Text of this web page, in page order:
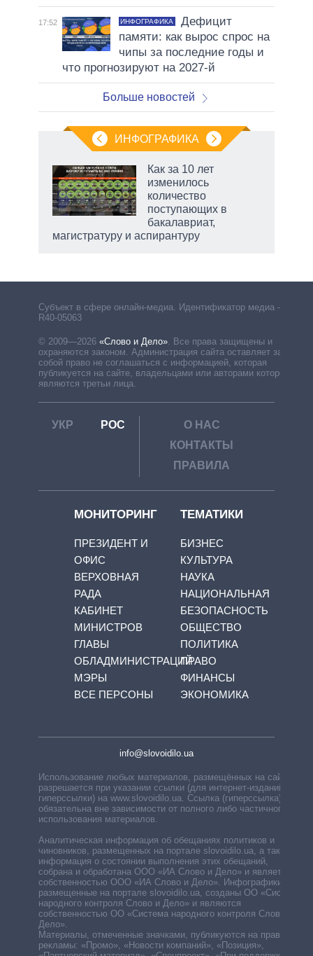
17:52 ИНФОГРАФИКА
Дефицит
памяти: как вырос спрос на
чипы за последние годы и
что прогнозируют на 2027-й
Больше новостей
ИНФОГРАФИКА
Как за 10 лет
изменилось
количество
поступающих в
бакалавриат,
магистратуру и аспирантуру
Субъект в сфере онлайн-медиа. Идентификатор медиа –
R40-05063
© 2009—2026 «Слово и Дело»
Все права защищены и
охраняются законом. Администрация сайта оставляет за
собой право не соглашаться с информацией, которая
публикуется на сайте, владельцами или авторами которой
являются третьи лица.
УКР РОС
О НАС
КОНТАКТЫ
ПРАВИЛА
МОНИТОРИНГ
ПРЕЗИДЕНТ И
ОФИС
ВЕРХОВНАЯ
РАДА
КАБИНЕТ
МИНИСТРОВ
ГЛАВЫ
ОБЛАДМИНИСТРАЦИЙ
МЭРЫ
ВСЕ ПЕРСОНЫ
ТЕМАТИКИ
БИЗНЕС
КУЛЬТУРА
НАУКА
НАЦИОНАЛЬНАЯ
БЕЗОПАСНОСТЬ
ОБЩЕСТВО
ПОЛИТИКА
ПРАВО
ФИНАНСЫ
ЭКОНОМИКА
info@slovoidilo.ua
Использование любых материалов, размещённых на сайте,
разрешается при указании ссылки (для интернет-изданий —
гиперссылки) на www.slovoidilo.ua. Ссылка (гиперссылка)
обязательна вне зависимости от полного либо частичного
использования материалов.
Аналитическая информация об обещаниях политиков и
чиновников, размещенных на портале slovoidilo.ua, а также
информация о состоянии выполнения этих обещаний,
собрана и обработана ООО «ИА Слово и Дело» и является
собственностью ООО «ИА Слово и Дело». Инфографики,
размещенные на портале slovoidilo.ua, созданы ОО «Система
народного контроля Слово и Дело» и являются
собственностью ОО «Система народного контроля Слово и
Дело».
Материалы, отмеченные значками, публикуются на правах
рекламы: «Промо», «Новости компаний», «Позиция»,